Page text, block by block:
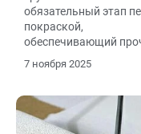
обязательный этап
покраской,
обеспечивающий
и ровное покрытие. В
статье рассмотрены
применения, способы
разбавления и нормы
7 ноября 2025